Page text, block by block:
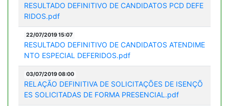
RESULTADO DEFINITIVO DE CANDIDATOS PCD DEFE
RIDOS.pdf
22/07/2019 15:07
RESULTADO DEFINITIVO DE CANDIDATOS ATENDIME
NTO ESPECIAL DEFERIDOS.pdf
03/07/2019 08:00
RELAÇÃO DEFINITIVA DE SOLICITAÇÕES DE ISENÇÕ
ES SOLICITADAS DE FORMA PRESENCIAL.pdf